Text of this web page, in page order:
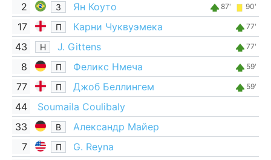
2
З Ян Коуто 87' 90'
17 П Карни Чуквуэмека 77'
43 Н J. Gittens 77'
8 П Феликс Нмеча 59'
77 П Джоб Беллингем 59'
44
Soumaila Coulibaly
33
В
Александр Майер
7
П
G. Reyna